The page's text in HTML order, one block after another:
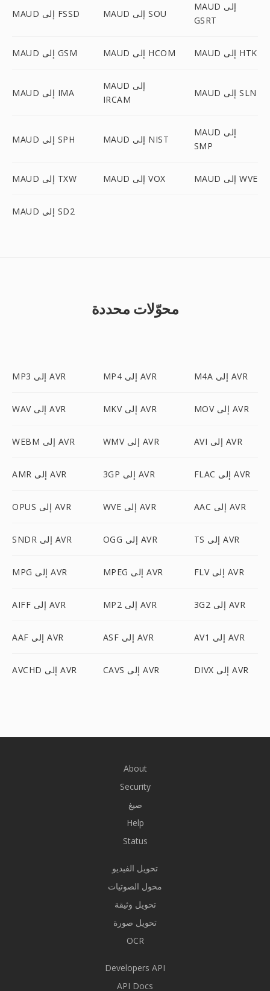
MAUD إلى FSSD MAUD إلى SOU
MAUD إلى
GSRT
MAUD إلى GSM MAUD إلى HCOM MAUD إلى HTK
MAUD إلى IMA
MAUD إلى
IRCAM
MAUD إلى SLN
MAUD إلى SPH MAUD إلى NIST
MAUD إلى
SMP
MAUD إلى TXW MAUD إلى VOX MAUD إلى WVE
MAUD إلى SD2
محوّلات محددة
MP3 إلى AVR MP4 إلى AVR M4A إلى AVR
WAV إلى AVR MKV إلى AVR MOV إلى AVR
WEBM إلى AVR WMV إلى AVR AVI إلى AVR
AMR إلى AVR 3GP إلى AVR FLAC إلى AVR
OPUS إلى AVR WVE إلى AVR AAC إلى AVR
SNDR إلى AVR OGG إلى AVR TS إلى AVR
MPG إلى AVR MPEG إلى AVR FLV إلى AVR
AIFF إلى AVR MP2 إلى AVR 3G2 إلى AVR
AAF إلى AVR ASF إلى AVR AV1 إلى AVR
AVCHD إلى AVR CAVS إلى AVR DIVX إلى AVR
About
Security
صيغ
Help
Status
تحويل الفيديو
محول الصوتيات
تحويل وثيقة
تحويل صورة
OCR
Developers API
API Docs